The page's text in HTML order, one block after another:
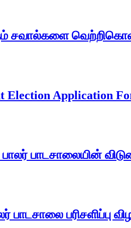
சவால்களை
Election
பாடசாலையின்
பாடசாலை பரிசளிப்பு